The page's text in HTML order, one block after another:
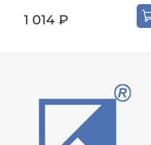
1 014 ₽